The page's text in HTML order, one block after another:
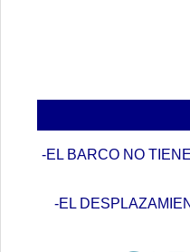
-EL BARCO NO
-EL